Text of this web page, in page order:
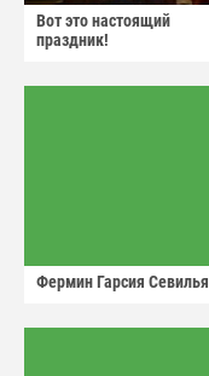
Вот это настоящий
праздник!
Фермин Гарсия Севилья